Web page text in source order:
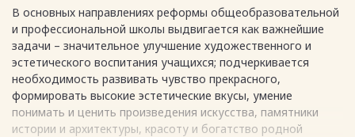
ПАРАГРАФ 4 КОНТРОЛЬНЫЙ ЭТАП ЭКСПЕРИМЕНТАЛЬНОГО
ФОРМИРОВАНИЯ ВОКАЛЬНЫХ НАВЫКОВ У МЛАДШИХ
ШКОЛЬНИКОВ …
ЗАКЛЮЧЕНИЕ …
СПИСОК ЛИТЕРАТУРЫ …
ПРИЛОЖЕНИЯ …
Весь текст будет доступенпосле покупки
В основных направлениях реформы общеобразовательной
и профессиональной школы выдвигается как важнейшие
задачи – значительное улучшение художественного и
эстетического воспитания учащихся; подчеркивается
необходимость развивать чувство прекрасного,
формировать высокие эстетические вкусы, умение
понимать и ценить произведения искусства, памятники
истории и архитектуры, красоту и богатство родной